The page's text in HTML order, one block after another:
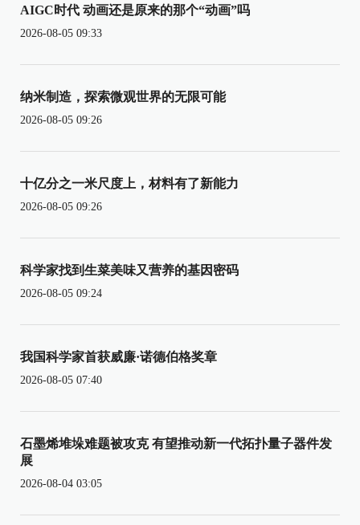
AIGC时代 动画还是原来的那个“动画”吗
2026-08-05 09:33
纳米制造，探索微观世界的无限可能
2026-08-05 09:26
十亿分之一米尺度上，材料有了新能力
2026-08-05 09:26
科学家找到生菜美味又营养的基因密码
2026-08-05 09:24
我国科学家首获威廉·诺德伯格奖章
2026-08-05 07:40
石墨烯堆垛难题被攻克 有望推动新一代拓扑量子器件发
展
2026-08-04 03:05